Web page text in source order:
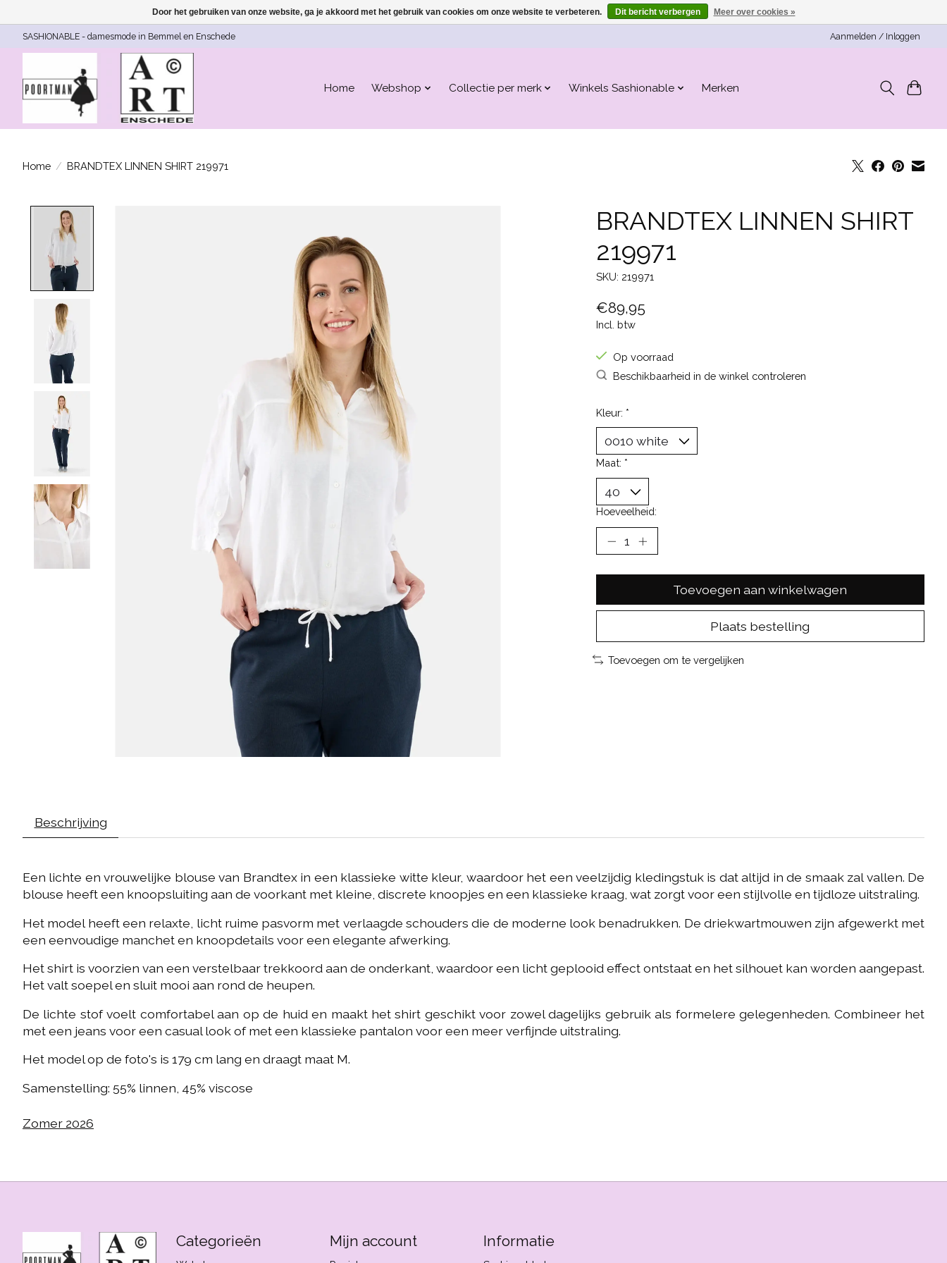
SASHIONABLE - damesmode in Bemmel en Enschede Aanmelden / Inloggen
Home Webshop Collectie per merk Winkels Sashionable Merken
Home / BRANDTEX LINNEN SHIRT 219971
BRANDTEX LINNEN SHIRT
219971
SKU: 219971
€89,95
Incl. btw
Op voorraad
Beschikbaarheid in de winkel controleren
Kleur: *
Maat: *
Hoeveelheid:
Toevoegen aan winkelwagen
Plaats bestelling
Toevoegen om te vergelijken
Beschrijving
Een lichte en vrouwelijke blouse van Brandtex in een klassieke witte kleur, waardoor het een veelzijdig kledingstuk is dat altijd in de smaak zal vallen. De
blouse heeft een knoopsluiting aan de voorkant met kleine, discrete knoopjes en een klassieke kraag, wat zorgt voor een stijlvolle en tijdloze uitstraling.
Het model heeft een relaxte, licht ruime pasvorm met verlaagde schouders die de moderne look benadrukken. De driekwartmouwen zijn afgewerkt met
een eenvoudige manchet en knoopdetails voor een elegante afwerking.
Het shirt is voorzien van een verstelbaar trekkoord aan de onderkant, waardoor een licht geplooid effect ontstaat en het silhouet kan worden aangepast.
Het valt soepel en sluit mooi aan rond de heupen.
De lichte stof voelt comfortabel aan op de huid en maakt het shirt geschikt voor zowel dagelijks gebruik als formelere gelegenheden. Combineer het
met een jeans voor een casual look of met een klassieke pantalon voor een meer verfijnde uitstraling.
Het model op de foto's is 179 cm lang en draagt ​​maat M.
Samenstelling: 55% linnen, 45% viscose
Zomer 2026
Categorieën Mijn account Informatie
Door het gebruiken van onze website, ga je akkoord met het gebruik van cookies om onze website te verbeteren. Dit bericht verbergen Meer over cookies »